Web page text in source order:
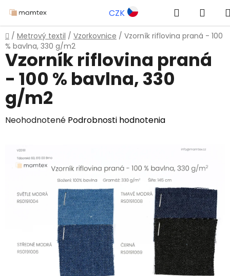
na
obsah
CZK Hľadať
Domov
/ Metrový textil / Vzorkovnice / Vzorník riflovina praná - 100
% bavlna, 330 g/m2
Vzorník riflovina praná
- 100 % bavlna, 330
g/m2
Priemerné
produktu
Neohodnotené Podrobnosti hodnotenia